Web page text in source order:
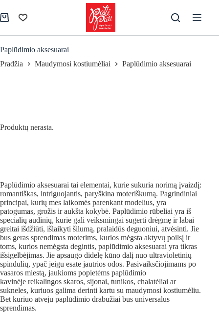
to
content
Pirkinių
Paplūdimio aksesuarai
Pradžia
Maudymosi kostiumėliai Paplūdimio aksesuarai
Produktų nerasta.
Paplūdimio aksesuarai tai elementai, kurie sukuria norimą įvaizdį:
romantiškas, intriguojantis, paryškina moteriškumą. Pagrindiniai
principai, kurių mes laikomės parenkant modelius, yra
patogumas, grožis ir aukšta kokybė. Paplūdimio rūbeliai yra iš
specialių audinių, kurie gali veiksmingai sugerti drėgmę ir labai
greitai išdžiūti, išlaikyti šilumą, pralaidūs deguoniui, atvėsinti. Jie
bus geras sprendimas moterims, kurios mėgsta aktyvų poilsį ir
toms, kurios nemėgsta degintis, paplūdimio aksesuarai yra tikras
išsigelbėjimas. Jie apsaugo didelę kūno dalį nuo ultravioletinių
spindulių, ypač jeigu esate jautrios odos. Pasivaiksčiojimams po
vasaros miestą, jaukioms popietėms paplūdimio
kavinėje reikalingos skaros, sijonai, tunikos, chalatėliai ar
sukneles, kuriuos galima derinti kartu su maudymosi kostiumėliu.
Bet kuriuo atveju paplūdimio drabužiai bus universalus
sprendimas.